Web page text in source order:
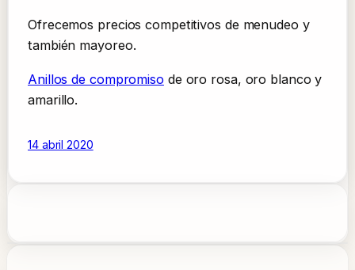
Ofrecemos precios competitivos de menudeo y
también mayoreo.
Anillos de compromisode oro rosa, oro blanco y
amarillo.
14 abril 2020